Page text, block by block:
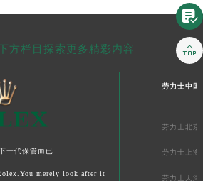
方栏目探索更多精彩内容
一代保管而已
merely look after it
劳力士中国
劳力士北京
劳力士上海
劳力士天津

